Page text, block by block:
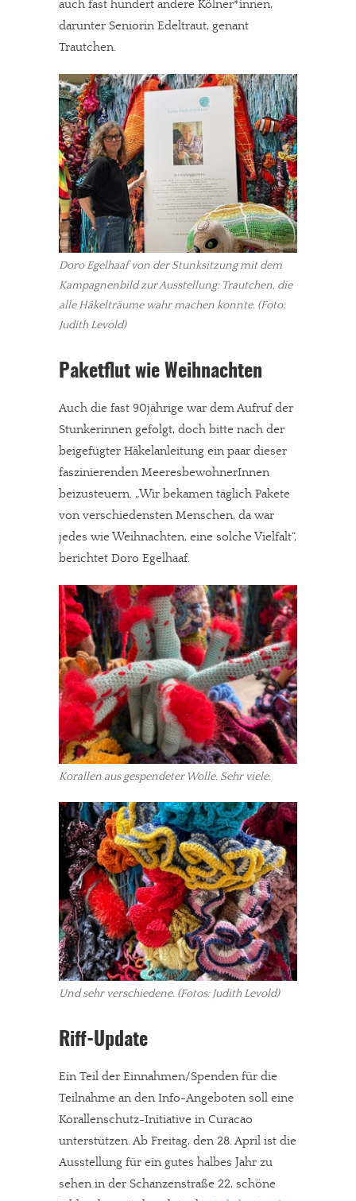
auch fast hundert andere Kölner*innen,
darunter Seniorin Edeltraut, genant
Trautchen.
Doro Egelhaaf von der Stunksitzung mit dem
Kampagnenbild zur Ausstellung: Trautchen, die
alle Häkelträume wahr machen konnte. (Foto:
Judith Levold)
Paketflut wie Weihnachten
Auch die fast 90jährige war dem Aufruf der
Stunkerinnen gefolgt, doch bitte nach der
beigefügter Häkelanleitung ein paar dieser
faszinierenden MeeresbewohnerInnen
beizusteuern. „Wir bekamen täglich Pakete
von verschiedensten Menschen, da war
jedes wie Weihnachten, eine solche Vielfalt“,
berichtet Doro Egelhaaf.
Korallen aus gespendeter Wolle. Sehr viele.
Und sehr verschiedene. (Fotos: Judith Levold)
Riff-Update
Ein Teil der Einnahmen/Spenden für die
Teilnahme an den Info-Angeboten soll eine
Korallenschutz-Initiative in Curacao
unterstützen. Ab Freitag, den 28. April ist die
Ausstellung für ein gutes halbes Jahr zu
sehen in der Schanzenstraße 22, schöne